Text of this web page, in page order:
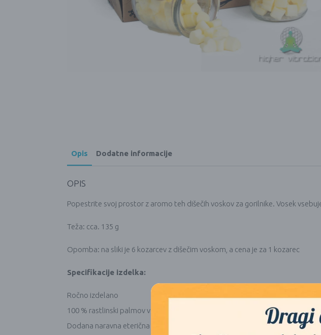
Opis Dodatne informacije
OPIS
Popestrite svoj prostor z aromo teh dišečih voskov za gorilnike. Vosek
Teža: cca. 135 g
Opomba: na sliki je 6 kozarcev z dišečim voskom, a cena je za 1 kozarec
Specifikacije izdelka:
Ročno izdelano
100 % rastlinski palmov vosek iz trajnostnega kmetovanja
Dodana naravna eterična olja